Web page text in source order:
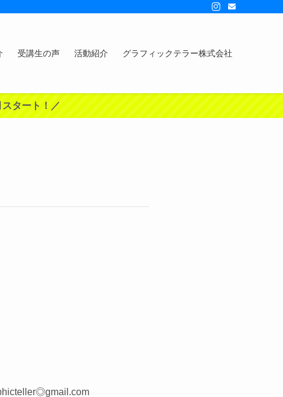
受講生の声 活動紹介 グラフィックテラー株式会社
タート！／
◎gmail.com